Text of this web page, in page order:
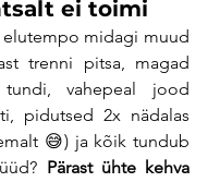
ei toimi
elutempo midagi muud
trenni pitsa, magad
vahepeal jood
pidutsed 2x nädalas
😅) ja kõik tundub
Pärast ühte kehva